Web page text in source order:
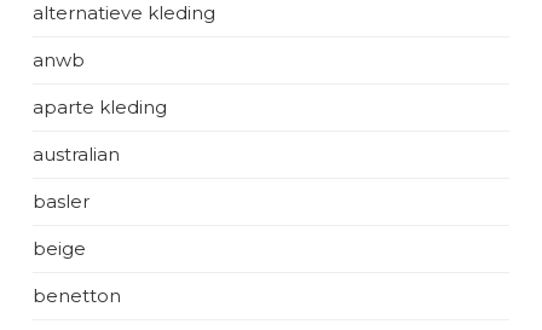
alternatieve kleding
anwb
aparte kleding
australian
basler
beige
benetton